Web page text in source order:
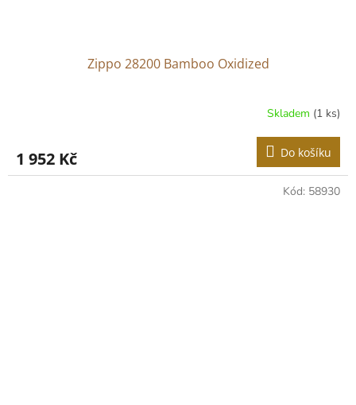
Zippo 28200 Bamboo Oxidized
Skladem (1 ks)
1 952 Kč Do košíku
Kód: 58930